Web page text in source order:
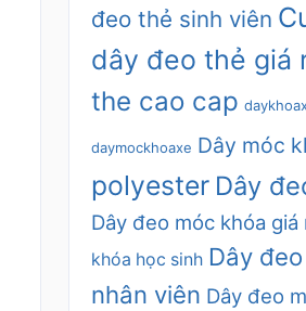
đeo thẻ sinh viên
dây đeo thẻ giá
the cao cap
daymockhoaxe Dây móc
polyester Dây
Dây đeo móc khóa giá
khóa học sinh Dây
nhân viên Dây đeo